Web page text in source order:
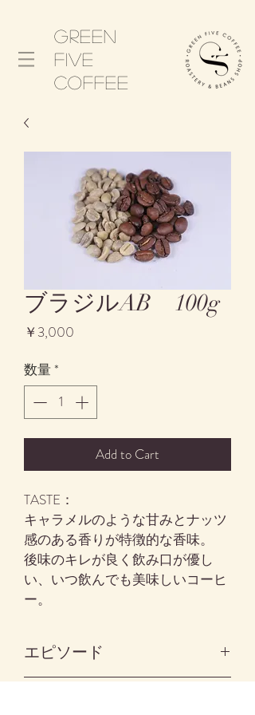
Green
five
​coffee
ブラジルAB 100g
￥3,000
数量*
Add to Cart
TASTE：
キャラメルのような甘みとナッツ
感のある香りが特徴的な香味。
後味のキレが良く飲み口が優し
い、いつ飲んでも美味しいコーヒ
ー。
エピソード
ブラジルと言えば、ご存知世界一